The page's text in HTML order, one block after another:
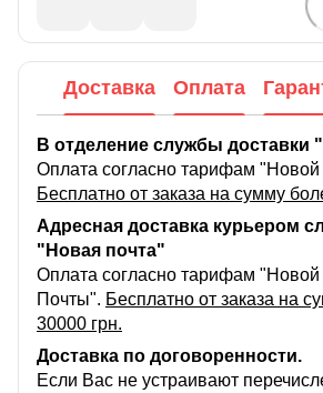
Доставка Оплата
В отделение службы доставки
Оплата согласно тарифам
Бесплатно от заказа на сумму
Адресная доставка курьером
"Новая почта"
Оплата согласно тарифам "Новой
Почты". Бесплатно от заказа на
30000 грн.
Доставка по договоренности.
Если Вас не устраивают